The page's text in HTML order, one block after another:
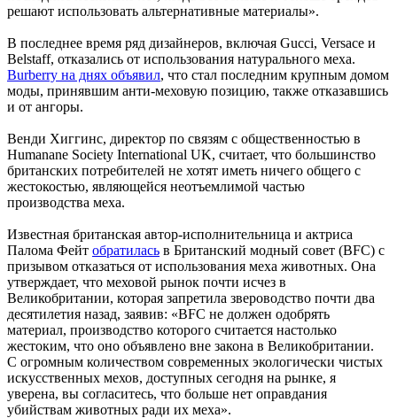
решают использовать альтернативные материалы».
В последнее время ряд дизайнеров, включая Gucci, Versace и
Belstaff, отказались от использования натурального меха.
Burberry на днях объявил, что стал последним крупным домом
моды, принявшим анти-меховую позицию, также отказавшись
и от ангоры.
Венди Хиггинс, директор по связям с общественностью в
Humanane Society International UK, считает, что большинство
британских потребителей не хотят иметь ничего общего с
жестокостью, являющейся неотъемлимой частью
производства меха.
Известная британская автор-исполнительница и актриса
Палома Фейт обратилась в Британский модный совет (BFC) с
призывом отказаться от использования меха животных. Она
утверждает, что меховой рынок почти исчез в
Великобритании, которая запретила звероводство почти два
десятилетия назад, заявив: «BFC не должен одобрять
материал, производство которого считается настолько
жестоким, что оно объявлено вне закона в Великобритании.
С огромным количеством современных экологически чистых
искусственных мехов, доступных сегодня на рынке, я
уверена, вы согласитесь, что больше нет оправдания
убийствам животных ради их меха».